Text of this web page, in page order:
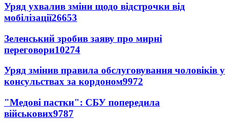
Уряд ухвалив зміни щодо відстрочки від
мобілізації26653
Зеленський зробив заяву про мирні
переговори10274
Уряд змінив правила обслуговування чоловіків у
консульствах за кордоном9972
"Медові пастки": СБУ попередила
військових9787